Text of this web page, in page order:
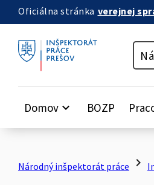
Preskočiť na obsah
Oficiálna stránka verejnej
Domov keyboard_arrow_down BOZP
Národný inšpektorát práce chevron_right